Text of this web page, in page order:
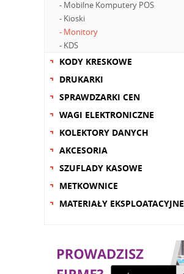
- Mobilne Komputery POS
- Kioski
- Monitory
- KDS
KODY KRESKOWE
DRUKARKI
SPRAWDZARKI CEN
WAGI ELEKTRONICZNE
KOLEKTORY DANYCH
AKCESORIA
SZUFLADY KASOWE
METKOWNICE
MATERIAŁY EKSPLOATACYJNE